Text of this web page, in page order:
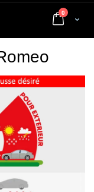
Cart
0 articles